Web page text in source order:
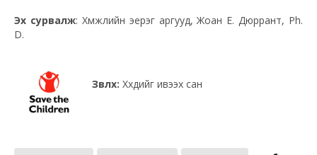
Эх сурвалж: Хүмүүжлийн эерэг аргууд,Жоан Е. Дюррант, Ph.
D.
Зөвлөх: Хүүхдийг ивээх сан